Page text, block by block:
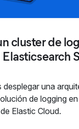
cluster de
una
de logging en
Elastic Cloud.